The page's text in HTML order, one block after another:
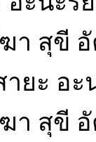
สุขี อั
ยะ อะ
สุขี อั